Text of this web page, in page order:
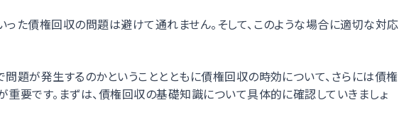
た債権回収の問題は避けて通れません。そして、このような場合に適切な対応
題が発生するのかということとともに債権回収の時効について、さらには債権
要です。まずは、債権回収の基礎知識について具体的に確認していきましょ